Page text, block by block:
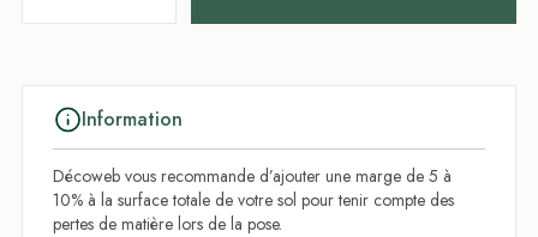
Information
Décoweb vous recommande d’ajouter une marge de 5 à
10% à la surface totale de votre sol pour tenir compte des
pertes de matière lors de la pose.